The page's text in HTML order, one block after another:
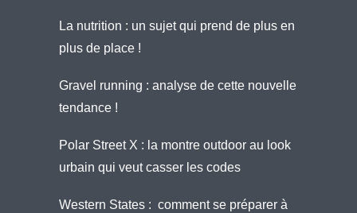
La nutrition : un sujet qui prend de plus en
plus de place !
Gravel running : analyse de cette nouvelle
tendance !
Polar Street X : la montre outdoor au look
urbain qui veut casser les codes
Western States : comment se préparer à